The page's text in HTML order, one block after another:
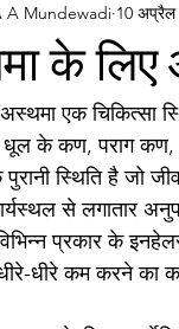
के लिए
A Mundewadi 10 अप्रैल
एक चिकित्सा
के कण, पराग कण,
स्थिति है जो
से लगातार
प्रकार के
धीरे कम करने का